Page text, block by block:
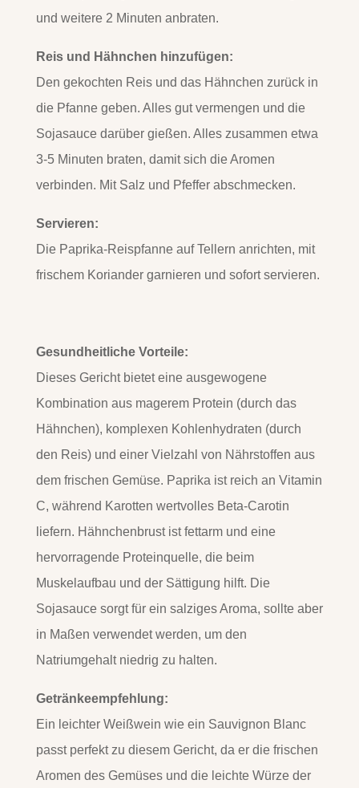
und weitere 2 Minuten anbraten.
Reis und Hähnchen hinzufügen:
Den gekochten Reis und das Hähnchen zurück in
die Pfanne geben. Alles gut vermengen und die
Sojasauce darüber gießen. Alles zusammen etwa
3-5 Minuten braten, damit sich die Aromen
verbinden. Mit Salz und Pfeffer abschmecken.
Servieren:
Die Paprika-Reispfanne auf Tellern anrichten, mit
frischem Koriander garnieren und sofort servieren.
Gesundheitliche Vorteile:
Dieses Gericht bietet eine ausgewogene
Kombination aus magerem Protein (durch das
Hähnchen), komplexen Kohlenhydraten (durch
den Reis) und einer Vielzahl von Nährstoffen aus
dem frischen Gemüse. Paprika ist reich an Vitamin
C, während Karotten wertvolles Beta-Carotin
liefern. Hähnchenbrust ist fettarm und eine
hervorragende Proteinquelle, die beim
Muskelaufbau und der Sättigung hilft. Die
Sojasauce sorgt für ein salziges Aroma, sollte aber
in Maßen verwendet werden, um den
Natriumgehalt niedrig zu halten.
Getränkeempfehlung:
Ein leichter Weißwein wie ein Sauvignon Blanc
passt perfekt zu diesem Gericht, da er die frischen
Aromen des Gemüses und die leichte Würze der